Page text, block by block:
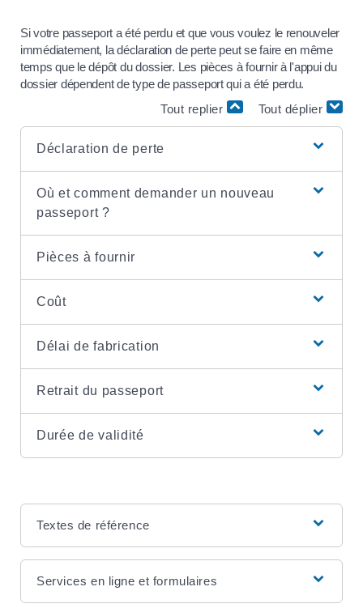
Si votre passeport a été perdu et que vous voulez le renouveler
immédiatement, la déclaration de perte peut se faire en même
temps que le dépôt du dossier. Les pièces à fournir à l'appui du
dossier dépendent de type de passeport qui a été perdu.
Tout replier
Tout déplier
Déclaration de perte
Où et comment demander un nouveau
passeport ?
Pièces à fournir
Coût
Délai de fabrication
Retrait du passeport
Durée de validité
Textes de référence
Services en ligne et formulaires